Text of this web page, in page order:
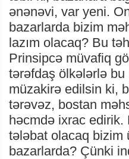
ənənəvi, var yeni.
bazarlarda bizim
lazım olacaq? Bu
Prinsipcə müvafiq
tərəfdaş ölkələrlə
müzakirə edilsin ki,
tərəvəz, bostan
həcmdə ixrac
tələbat olacaq bizim
bazarlarda? Çünki